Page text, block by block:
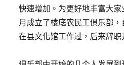
快速增加。为更好地丰富大
月成立了楼底农民工俱乐部
在县文化馆工作过，后来辞